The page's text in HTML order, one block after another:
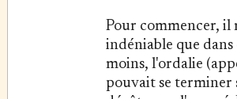
Pour commencer, il
indéniable que dans
moins, l'ordalie
pouvait se terminer